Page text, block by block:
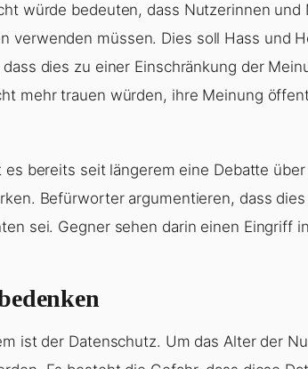
würde bedeuten, dass Nutzerinnen
verwenden müssen. Dies soll Hass und
dies zu einer Einschränkung der
mehr trauen würden, ihre Meinung
es bereits seit längerem eine Debatte
Befürworter argumentieren, dass
sei. Gegner sehen darin einen Eingriff
ist der Datenschutz. Um das Alter der